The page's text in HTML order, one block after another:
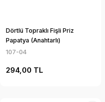
Dörtlü Topraklı Fişli Priz
Papatya (Anahtarlı)
107-04
294,00 TL